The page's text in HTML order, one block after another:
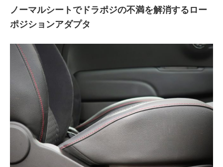
ノーマルシートでドラポジの不満を解消するロー
ポジションアダプタ